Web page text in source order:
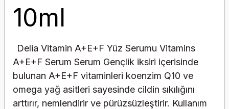
10ml
Delia Vitamin A+E+F Yüz Serumu Vitamins
A+E+F Serum Serum Gençlik iksiri içerisinde
bulunan A+E+F vitaminleri koenzim Q10 ve
omega yağ asitleri sayesinde cildin sıkılığını
arttırır, nemlendirir ve pürüzsüzleştirir. Kullanım